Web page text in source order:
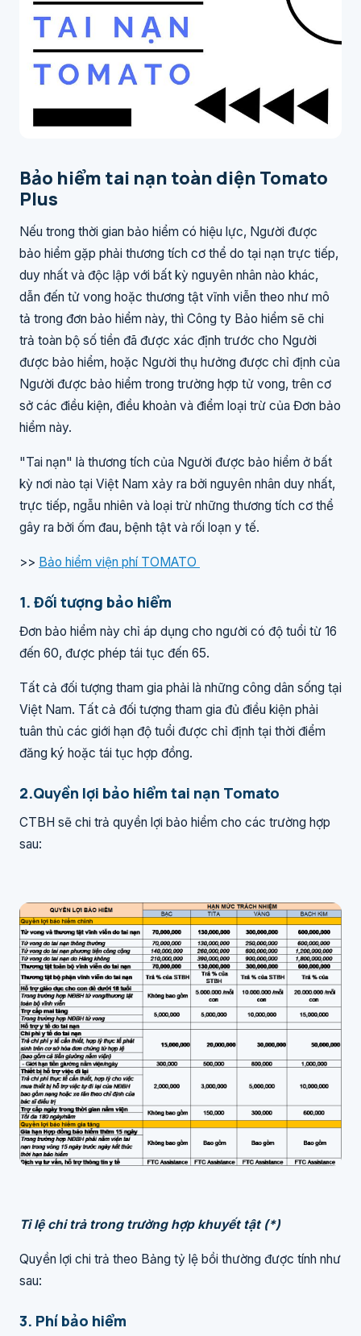
Bảo hiểm tai nạn toàn diện Tomato
Plus
Nếu trong thời gian bảo hiểm có hiệu lực, Người được
bảo hiểm gặp phải thương tích cơ thể do tại nạn trực tiếp,
duy nhất và độc lập với bất kỳ nguyên nhân nào khác,
dẫn đến tử vong hoặc thương tật vĩnh viễn theo như mô
tả trong đơn bảo hiểm này, thì Công ty Bảo hiểm sẽ chi
trả toàn bộ số tiền đã được xác định trước cho Người
được bảo hiểm, hoặc Người thụ hưởng được chỉ định của
Người được bảo hiểm trong trường hợp tử vong, trên cơ
sở các điều kiện, điều khoản và điểm loại trừ của Đơn bảo
hiểm này.
"Tai nạn" là thương tích của Người được bảo hiểm ở bất
kỳ nơi nào tại Việt Nam xảy ra bởi nguyên nhân duy nhất,
trực tiếp, ngẫu nhiên và loại trừ những thương tích cơ thể
gây ra bởi ốm đau, bệnh tật và rối loạn y tế.
>> Bảo hiểm viện phí TOMATO
1. Đối tượng bảo hiểm
Đơn bảo hiểm này chỉ áp dụng cho người có độ tuổi từ 16
đến 60, được phép tái tục đến 65.
Tất cả đối tượng tham gia phải là những công dân sống tại
Việt Nam. Tất cả đối tượng tham gia đủ điều kiện phải
tuân thủ các giới hạn độ tuổi được chỉ định tại thời điểm
đăng ký hoặc tái tục hợp đồng.
2.Quyền lợi bảo hiểm tai nạn Tomato
CTBH sẽ chi trả quyền lợi bảo hiểm cho các trường hợp
sau:
Tỉ lệ chi trả trong trường hợp khuyết tật (*)
Quyền lợi chi trả theo Bảng tỷ lệ bồi thường được tính như
sau:
3. Phí bảo hiểm